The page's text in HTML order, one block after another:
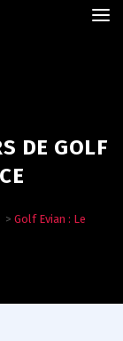
DE GOLF
> Golf Evian : Le